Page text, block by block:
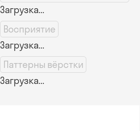
Загрузка...
Восприятие
Загрузка...
Паттерны вёрстки
Загрузка...